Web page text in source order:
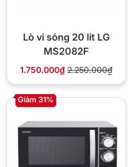
Lò vi sóng 20 lít LG
MS2082F
1.750.000₫ 2.250.000₫
Giảm 31%